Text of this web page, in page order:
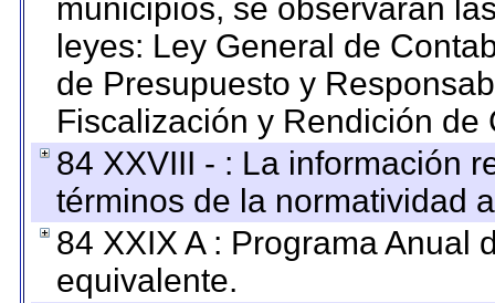
municipios, se observarán
leyes: Ley General de
de Presupuesto y
Fiscalización y Rendición
84 XXVIII - : La información
términos de la normatividad
84 XXIX A : Programa Anual
equivalente.